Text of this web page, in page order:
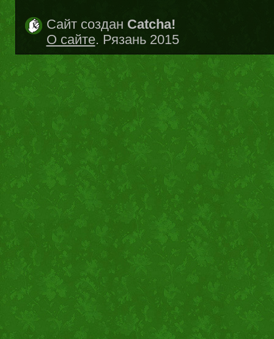
Сайт создан Catcha!
О сайте. Рязань 2015